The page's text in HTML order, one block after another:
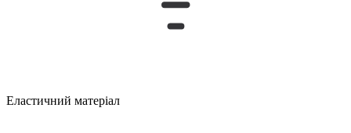
Еластичний матеріал